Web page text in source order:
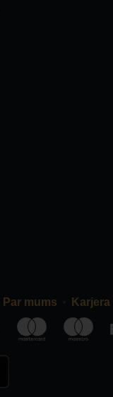
Par mums Karjera